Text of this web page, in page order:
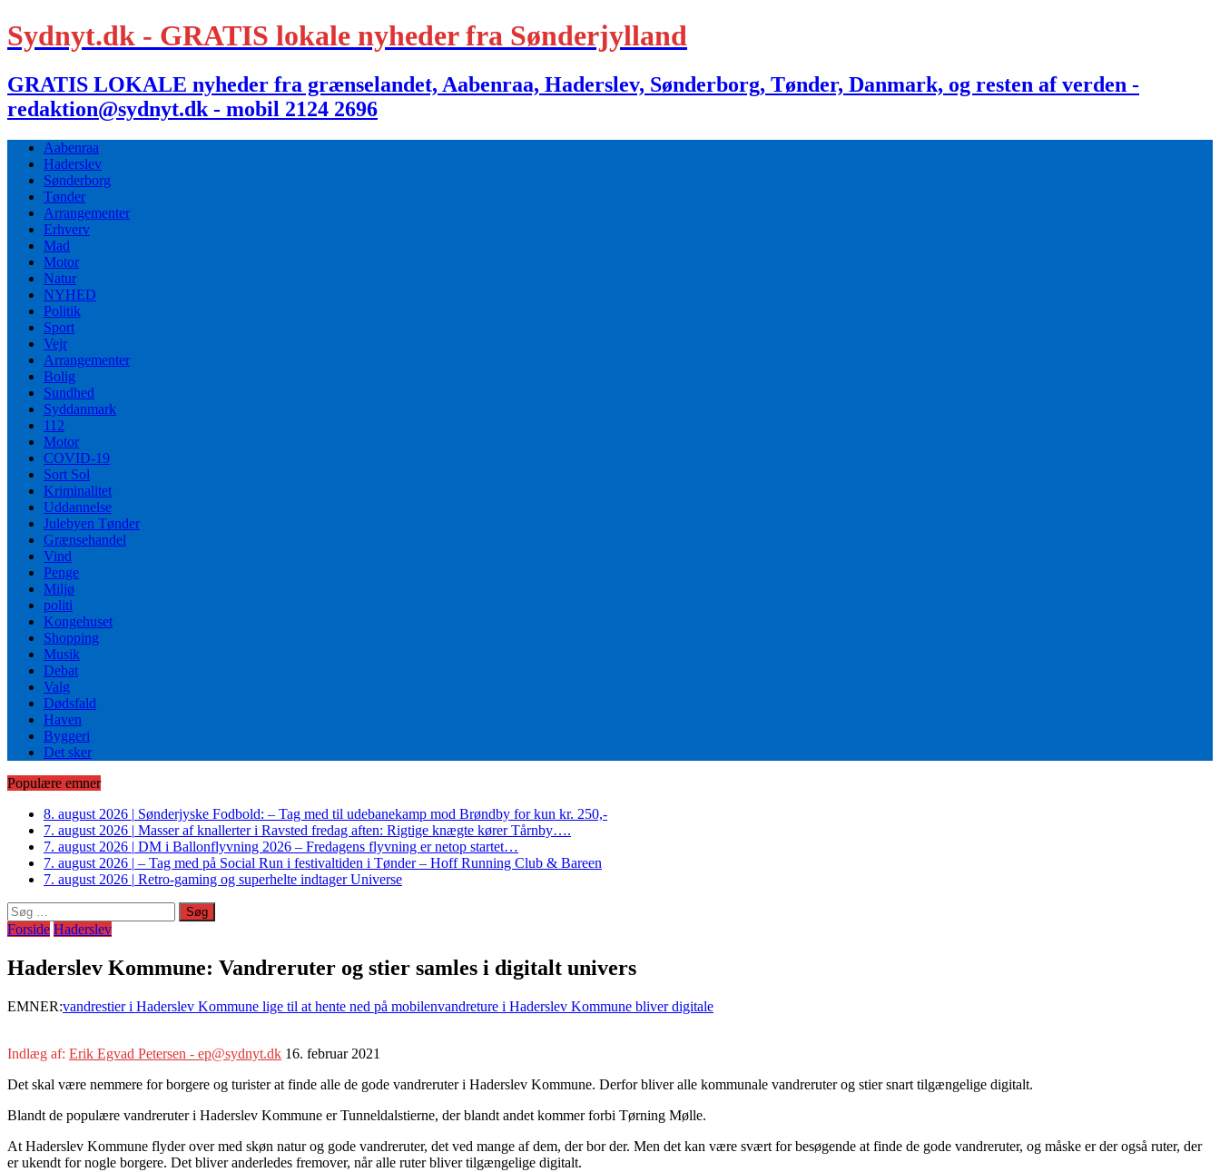
Sydnyt.dk - GRATIS lokale nyheder fra Sønderjylland
GRATIS LOKALE nyheder fra grænselandet, Aabenraa, Haderslev, Sønderborg, Tønder, Danmark, og resten af verden -
redaktion@sydnyt.dk - mobil 2124 2696
Aabenraa
Haderslev
Sønderborg
Tønder
Arrangementer
Erhverv
Mad
Motor
Natur
NYHED
Politik
Sport
Vejr
Arrangementer
Bolig
Sundhed
Syddanmark
112
Motor
COVID-19
Sort Sol
Kriminalitet
Uddannelse
Julebyen Tønder
Grænsehandel
Vind
Penge
Miljø
politi
Kongehuset
Shopping
Musik
Debat
Valg
Dødsfald
Haven
Byggeri
Det sker
Populære emner
8. august 2026 | Sønderjyske Fodbold: – Tag med til udebanekamp mod Brøndby for kun kr. 250,-
7. august 2026 | Masser af knallerter i Ravsted fredag aften: Rigtige knægte kører Tårnby….
7. august 2026 | DM i Ballonflyvning 2026 – Fredagens flyvning er netop startet…
7. august 2026 | – Tag med på Social Run i festivaltiden i Tønder – Hoff Running Club & Bareen
7. august 2026 | Retro-gaming og superhelte indtager Universe
Søg
efter:
Forside Haderslev
Haderslev Kommune: Vandreruter og stier samles i digitalt univers
EMNER:vandrestier i Haderslev Kommune lige til at hente ned på mobilenvandreture i Haderslev Kommune bliver digitale
Indlæg af: Erik Egvad Petersen - ep@sydnyt.dk 16. februar 2021
Det skal være nemmere for borgere og turister at finde alle de gode vandreruter i Haderslev Kommune. Derfor bliver alle kommunale vandreruter og stier snart tilgængelige digitalt.
Blandt de populære vandreruter i Haderslev Kommune er Tunneldalstierne, der blandt andet kommer forbi Tørning Mølle.
At Haderslev Kommune flyder over med skøn natur og gode vandreruter, det ved mange af dem, der bor der. Men det kan være svært for besøgende at finde de gode vandreruter, og måske er der også ruter, der
er ukendt for nogle borgere. Det bliver anderledes fremover, når alle ruter bliver tilgængelige digitalt.